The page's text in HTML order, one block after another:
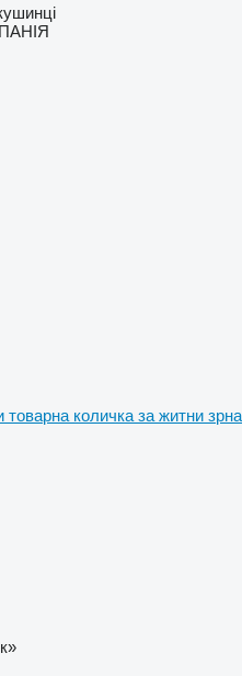
товарна количка за житни зрна